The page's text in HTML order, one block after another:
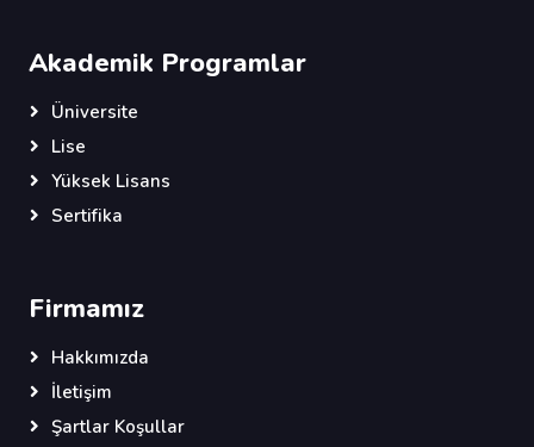
Akademik Programlar
Üniversite
Lise
Yüksek Lisans
Sertifika
Firmamız
Hakkımızda
İletişim
Şartlar Koşullar